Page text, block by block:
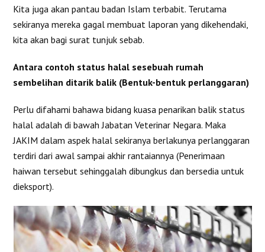
Kita juga akan pantau badan Islam terbabit. Terutama
sekiranya mereka gagal membuat laporan yang dikehendaki,
kita akan bagi surat tunjuk sebab.
Antara contoh status halal sesebuah rumah
sembelihan ditarik balik (Bentuk-bentuk perlanggaran)
Perlu difahami bahawa bidang kuasa penarikan balik status
halal adalah di bawah Jabatan Veterinar Negara. Maka
JAKIM dalam aspek halal sekiranya berlakunya perlanggaran
terdiri dari awal sampai akhir rantaiannya (Penerimaan
haiwan tersebut sehinggalah dibungkus dan bersedia untuk
dieksport).